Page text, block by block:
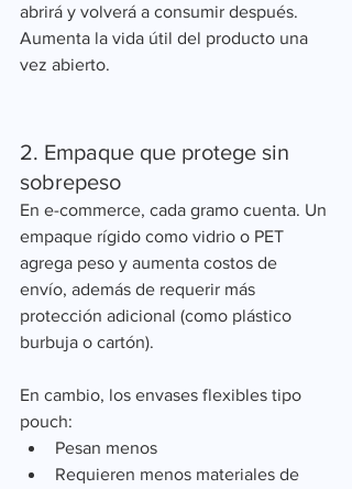
abrirá y volverá a consumir después.
Aumenta la vida útil del producto una
vez abierto.
2. Empaque que protege sin
sobrepeso
En e-commerce, cada gramo cuenta. Un
empaque rígido como vidrio o PET
agrega peso y aumenta costos de
envío, además de requerir más
protección adicional (como plástico
burbuja o cartón).
En cambio, los envases flexibles tipo
pouch:
Pesan menos
Requieren menos materiales de